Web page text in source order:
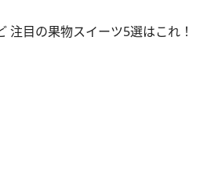
注目の果物スイーツ5選はこれ！